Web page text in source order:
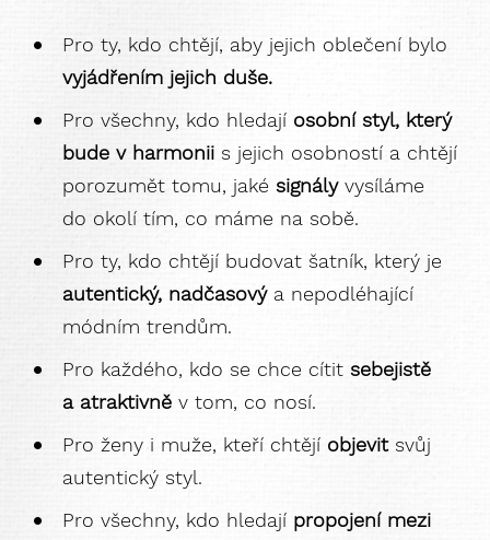
Pro ty, kdo chtějí, aby jejich oblečení bylo
vyjádřením jejich duše.
Pro všechny, kdo hledají osobní styl, který
bude v harmonii s jejich osobností a chtějí
porozumět tomu, jakésignályvysíláme
do okolí tím, co máme na sobě.
Pro ty, kdo chtějí budovat šatník, který je
autentický, nadčasovýa nepodléhající
módním trendům.
Pro každého, kdo se chce cítitsebejistě
a atraktivně v tom, co nosí.
Pro ženy i muže, kteří chtějí objevitsvůj
autentický styl.
Pro všechny, kdo hledají propojení mezi